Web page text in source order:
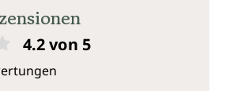
4.2 von 5